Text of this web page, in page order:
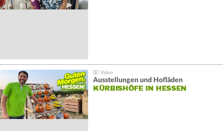
Ausstellungen und Hofläden
KÜRBISHÖFE IN HESSEN